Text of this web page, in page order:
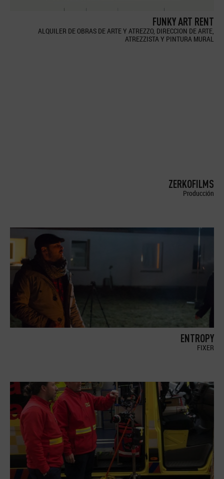
FUNKY ART RENT
ALQUILER DE OBRAS DE ARTE Y ATREZZO, DIRECCION DE ARTE,
ATREZZISTA Y PINTURA MURAL
ZERKOFILMS
Producción
ENTROPY
FIXER